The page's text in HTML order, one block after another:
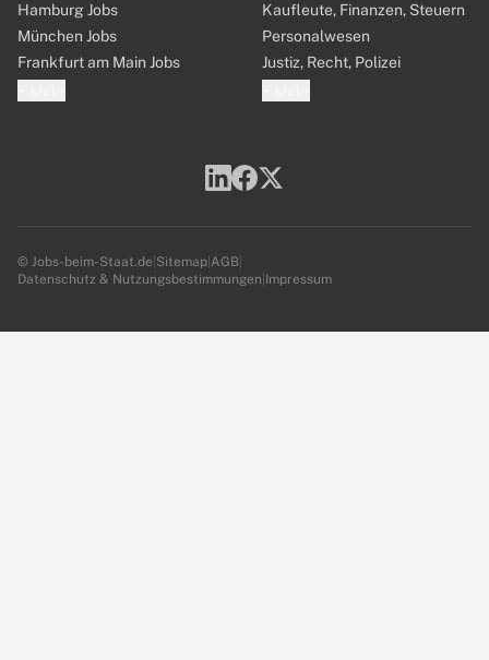
Hamburg Jobs
München Jobs
Frankfurt am Main Jobs
Kaufleute, Finanzen, Steuern
Personalwesen
Justiz, Recht, Polizei
© Jobs-beim-Staat.de Sitemap AGB
Datenschutz & Nutzungsbestimmungen Impressum